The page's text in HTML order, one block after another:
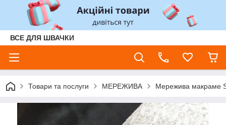
ВСЕ ДЛЯ ШВАЧКИ
Товари та послуги МЕРЕЖИВА Мережива макраме